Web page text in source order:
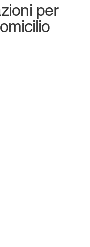
per